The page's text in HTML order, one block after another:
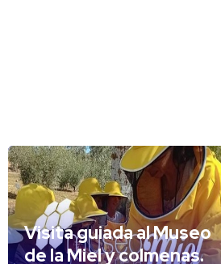
Visita guiada al Museo
de la Miel y colmenas.